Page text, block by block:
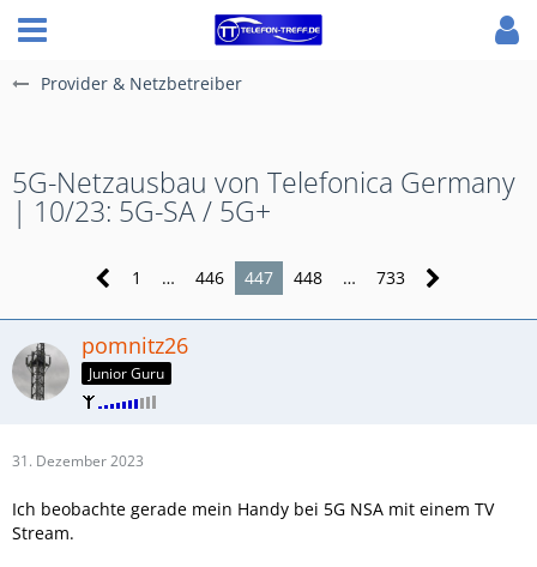
Provider & Netzbetreiber
5G-Netzausbau von Telefonica Germany
| 10/23: 5G-SA / 5G+
1 … 446 447 448 … 733
pomnitz26
Junior Guru
31. Dezember 2023
Ich beobachte gerade mein Handy bei 5G NSA mit einem TV
Stream.